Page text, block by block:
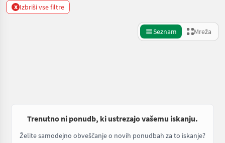
x Izbriši vse filtre
Seznam Mreža
Trenutno ni ponudb, ki ustrezajo vašemu iskanju.
Želite samodejno obveščanje o novih ponudbah za to iskanje?